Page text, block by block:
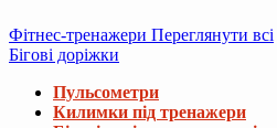
Фітнес-тренажери Переглянути всі
Бігові доріжки
Пульсометри
Килимки під тренажери